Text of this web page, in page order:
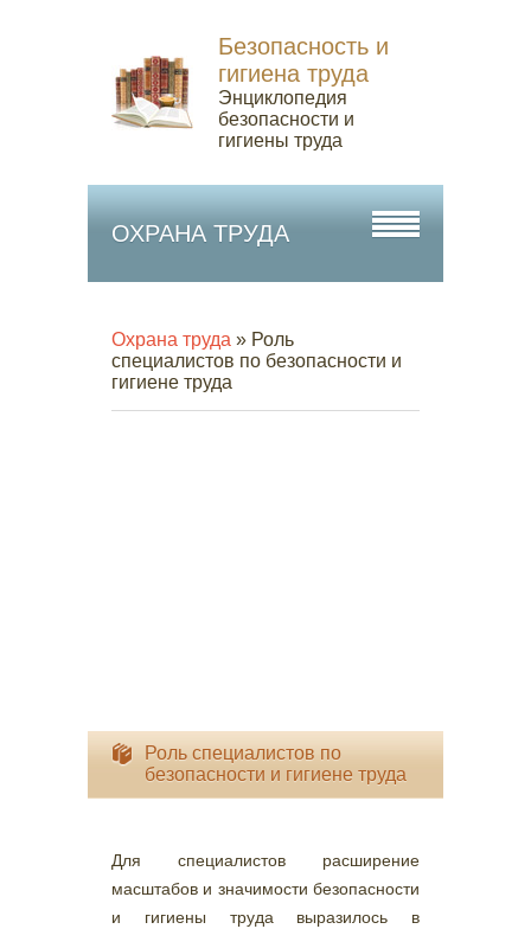
Безопасность и
гигиена труда
Энциклопедия
безопасности и
гигиены труда
ОХРАНА ТРУДА
Охрана труда » Роль
специалистов по безопасности и
гигиене труда
Роль специалистов по
безопасности и гигиене труда
Для специалистов расширение
масштабов и значимости безопасности
и гигиены труда выразилось в